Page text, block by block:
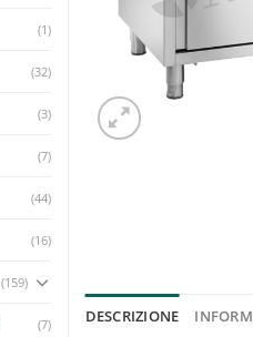
(1)
(32)
(3)
(7)
(44)
(16)
(159)
(7) DESCRIZIONE